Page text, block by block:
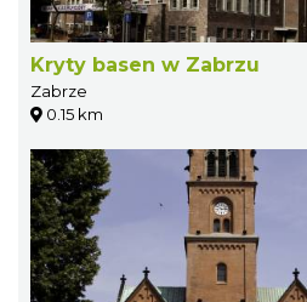
Kryty basen w Zabrzu
Zabrze
0.15 km